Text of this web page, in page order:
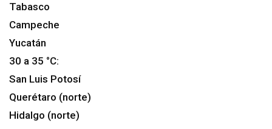
Tabasco
Campeche
Yucatán
30 a 35 °C:
San Luis Potosí
Querétaro (norte)
Hidalgo (norte)